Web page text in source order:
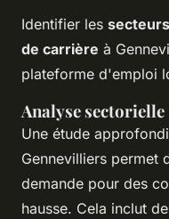
Identifier les
de carrière à
plateforme d'emploi
Analyse sectorielle
Une étude
Gennevilliers permet
demande pour des
hausse. Cela inclut